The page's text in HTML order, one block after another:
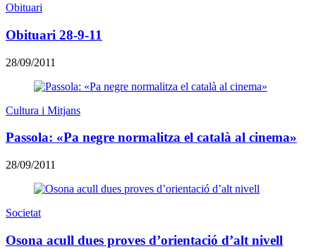
Obituari
Obituari 28-9-11
28/09/2011
Cultura i Mitjans
Passola: «Pa negre normalitza el català al cinema»
28/09/2011
Societat
Osona acull dues proves d’orientació d’alt nivell